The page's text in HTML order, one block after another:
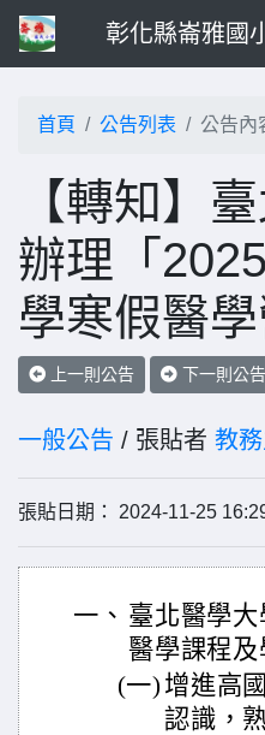
彰化縣崙雅國
首頁 公告列表 公告內
【轉知】
辦理「
學寒假醫學
上一則公告 下一則公告
一般公告 / 張貼者 教
張貼日期： 2024-11-25
一、 臺北醫學
醫學課程
(一) 增進高
認識，